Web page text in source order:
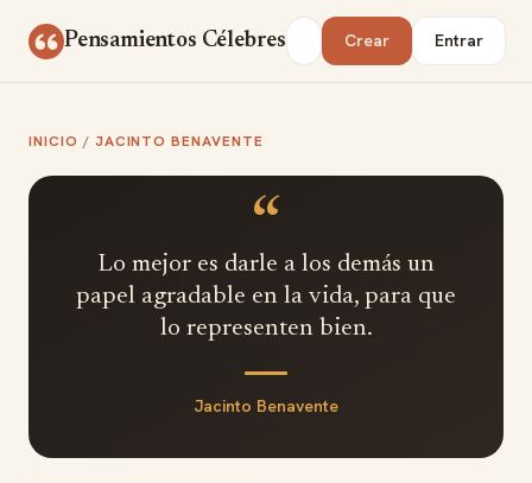
Pensamientos Célebres Buscar Crear Entrar
INICIO / JACINTO BENAVENTE
“
Lo mejor es darle a los demás un
papel agradable en la vida, para que
lo representen bien.
Jacinto Benavente